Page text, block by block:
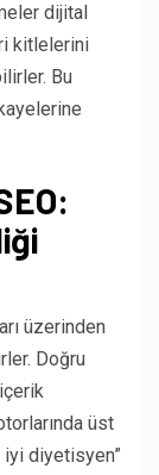
dijital
kitlelerini
Bu
üzerinden
Doğru
üst
iyi diyetisyen”